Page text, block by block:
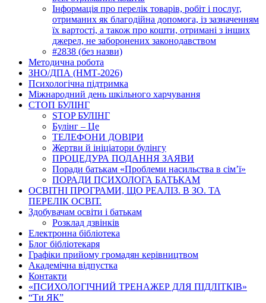
Інформація про перелік товарів, робіт і послуг,
отриманих як благодійна допомога, із зазначенням
їх вартості, а також про кошти, отримані з інших
джерел, не заборонених законодавством
#2838 (без назви)
Методична робота
ЗНО/ДПА (НМТ-2026)
Психологічна підтримка
Міжнародний день шкільного харчування
СТОП БУЛІНГ
STOP БУЛІНГ
Булінг – Це
ТЕЛЕФОНИ ДОВІРИ
Жертви й ініціатори булінгу
ПРОЦЕДУРА ПОДАННЯ ЗАЯВИ
Поради батькам «Проблеми насильства в сім’ї»
ПОРАДИ ПСИХОЛОГА БАТЬКАМ
ОСВІТНІ ПРОГРАМИ, ЩО РЕАЛІЗ. В ЗО. ТА
ПЕРЕЛІК ОСВІТ.
Здобувачам освіти і батькам
Розклад дзвінків
Електронна бібліотека
Блог бібліотекаря
Графіки прийому громадян керівництвом
Академічна відпустка
Контакти
«ПСИХОЛОГІЧНИЙ ТРЕНАЖЕР ДЛЯ ПІДЛІТКІВ»
“Ти ЯК”